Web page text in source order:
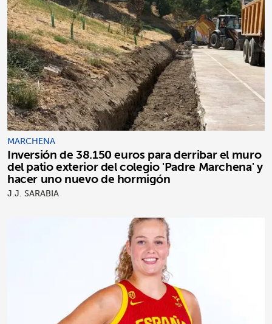
MARCHENA
Inversión de 38.150 euros para derribar el muro
del patio exterior del colegio 'Padre Marchena' y
hacer uno nuevo de hormigón
J.J. SARABIA